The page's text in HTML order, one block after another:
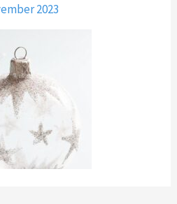
2023